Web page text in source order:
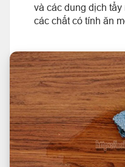
và các dung dịch
các chất có tính ăn